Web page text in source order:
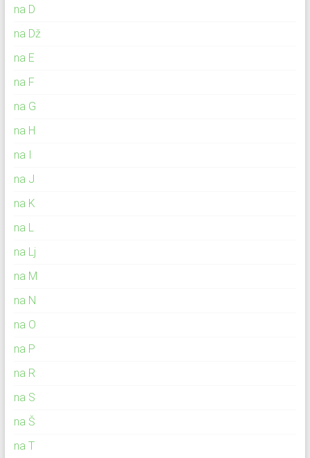
na D
na Dž
na E
na F
na G
na H
na I
na J
na K
na L
na Lj
na M
na N
na O
na P
na R
na S
na Š
na T